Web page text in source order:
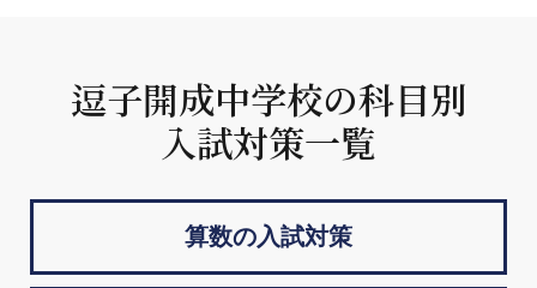
逗子開成中学校の科目別
入試対策一覧
算数の入試対策